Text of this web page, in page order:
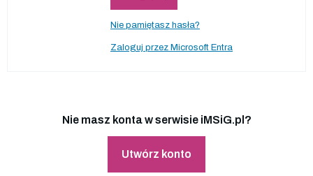
Nie pamiętasz hasła?
Zaloguj przez Microsoft Entra
Nie masz konta w serwisie iMSiG.pl?
Utwórz konto